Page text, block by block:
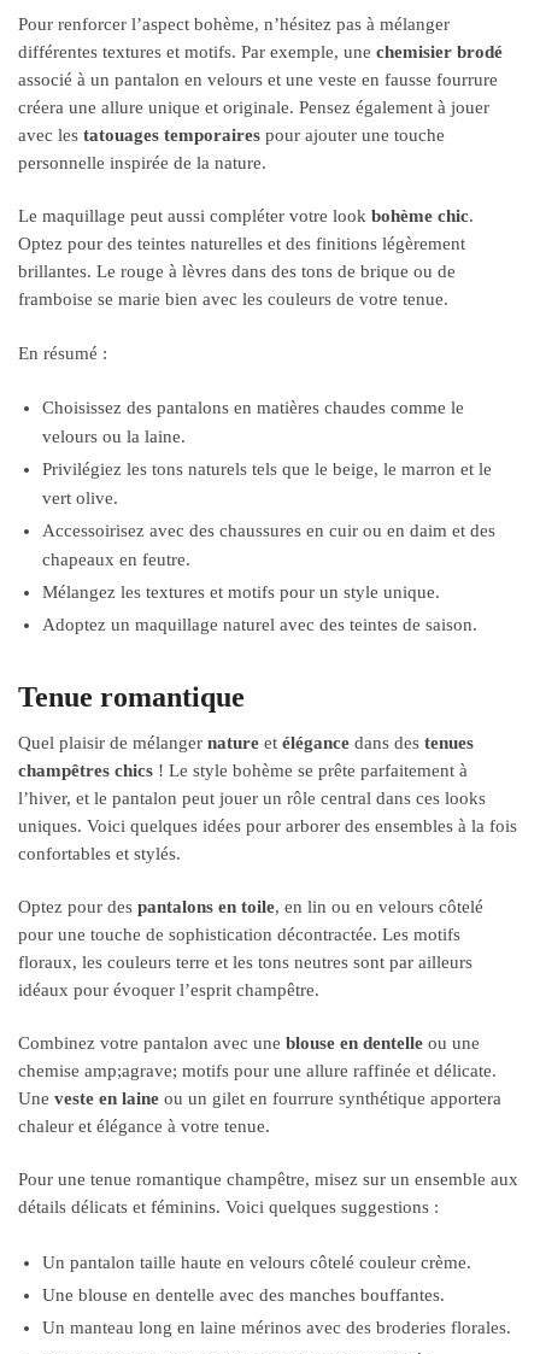
Pour renforcer l’aspect bohème, n’hésitez pas à mélanger
différentes textures et motifs. Par exemple, une chemisier brodé
associé à un pantalon en velours et une veste en fausse fourrure
créera une allure unique et originale. Pensez également à jouer
avec les tatouages temporaires pour ajouter une touche
personnelle inspirée de la nature.
Le maquillage peut aussi compléter votre look bohème chic.
Optez pour des teintes naturelles et des finitions légèrement
brillantes. Le rouge à lèvres dans des tons de brique ou de
framboise se marie bien avec les couleurs de votre tenue.
En résumé :
Choisissez des pantalons en matières chaudes comme le
velours ou la laine.
Privilégiez les tons naturels tels que le beige, le marron et le
vert olive.
Accessoirisez avec des chaussures en cuir ou en daim et des
chapeaux en feutre.
Mélangez les textures et motifs pour un style unique.
Adoptez un maquillage naturel avec des teintes de saison.
Tenue romantique
Quel plaisir de mélanger nature et élégance dans des tenues
champêtres chics ! Le style bohème se prête parfaitement à
l’hiver, et le pantalon peut jouer un rôle central dans ces looks
uniques. Voici quelques idées pour arborer des ensembles à la fois
confortables et stylés.
Optez pour des pantalons en toile, en lin ou en velours côtelé
pour une touche de sophistication décontractée. Les motifs
floraux, les couleurs terre et les tons neutres sont par ailleurs
idéaux pour évoquer l’esprit champêtre.
Combinez votre pantalon avec une blouse en dentelle ou une
chemise amp;agrave; motifs pour une allure raffinée et délicate.
Une veste en laine ou un gilet en fourrure synthétique apportera
chaleur et élégance à votre tenue.
Pour une tenue romantique champêtre, misez sur un ensemble aux
détails délicats et féminins. Voici quelques suggestions :
Un pantalon taille haute en velours côtelé couleur crème.
Une blouse en dentelle avec des manches bouffantes.
Un manteau long en laine mérinos avec des broderies florales.